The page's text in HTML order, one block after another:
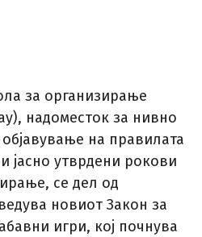
за организирање
надоместок за нивно
на правилата
јасно утврдени рокови
се дел од
новиот Закон за
игри, кој почнува